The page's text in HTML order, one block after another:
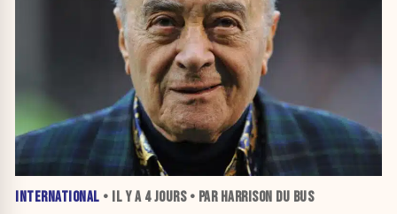
INTERNATIONAL • IL Y A 4 JOURS• PAR HARRISON DU BUS